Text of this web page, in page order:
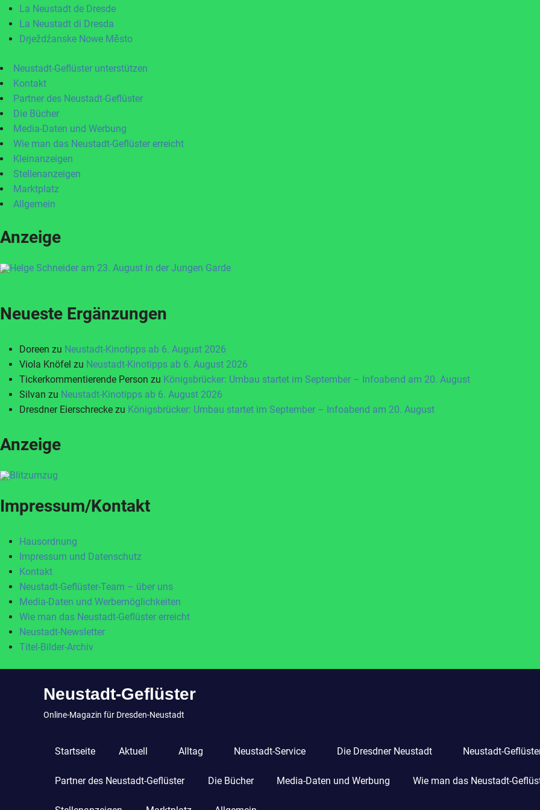
La Neustadt de Dresde
La Neustadt di Dresda
Drježdźanske Nowe Město
Neustadt-Geflüster unterstützen
Kontakt
Partner des Neustadt-Geflüster
Die Bücher
Media-Daten und Werbung
Wie man das Neustadt-Geflüster erreicht
Kleinanzeigen
Stellenanzeigen
Marktplatz
Allgemein
Anzeige
Neueste Ergänzungen
Doreen zu Neustadt-Kinotipps ab 6. August 2026
Viola Knöfel zu Neustadt-Kinotipps ab 6. August 2026
Tickerkommentierende Person zu Königsbrücker: Umbau startet im September – Infoabend am 20. August
Silvan zu Neustadt-Kinotipps ab 6. August 2026
Dresdner Eierschrecke zu Königsbrücker: Umbau startet im September – Infoabend am 20. August
Anzeige
Impressum/Kontakt
Hausordnung
Impressum und Datenschutz
Kontakt
Neustadt-Geflüster-Team – über uns
Media-Daten und Werbemöglichkeiten
Wie man das Neustadt-Geflüster erreicht
Neustadt-Newsletter
Titel-Bilder-Archiv
Neustadt-Geflüster
Online-Magazin für Dresden-Neustadt
Startseite Aktuell Alltag Neustadt-Service Die Dresdner Neustadt Neustadt-
Partner des Neustadt-Geflüster Die Bücher Media-Daten und Werbung Wie man das Neustadt-